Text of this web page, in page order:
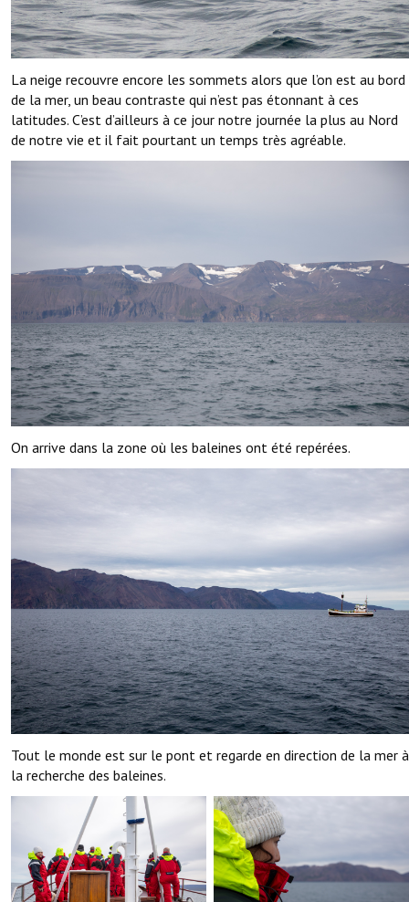
La neige recouvre encore les sommets alors que l’on est au bord
de la mer, un beau contraste qui n’est pas étonnant à ces
latitudes. C’est d’ailleurs à ce jour notre journée la plus au Nord
de notre vie et il fait pourtant un temps très agréable.
On arrive dans la zone où les baleines ont été repérées.
Tout le monde est sur le pont et regarde en direction de la mer à
la recherche des baleines.